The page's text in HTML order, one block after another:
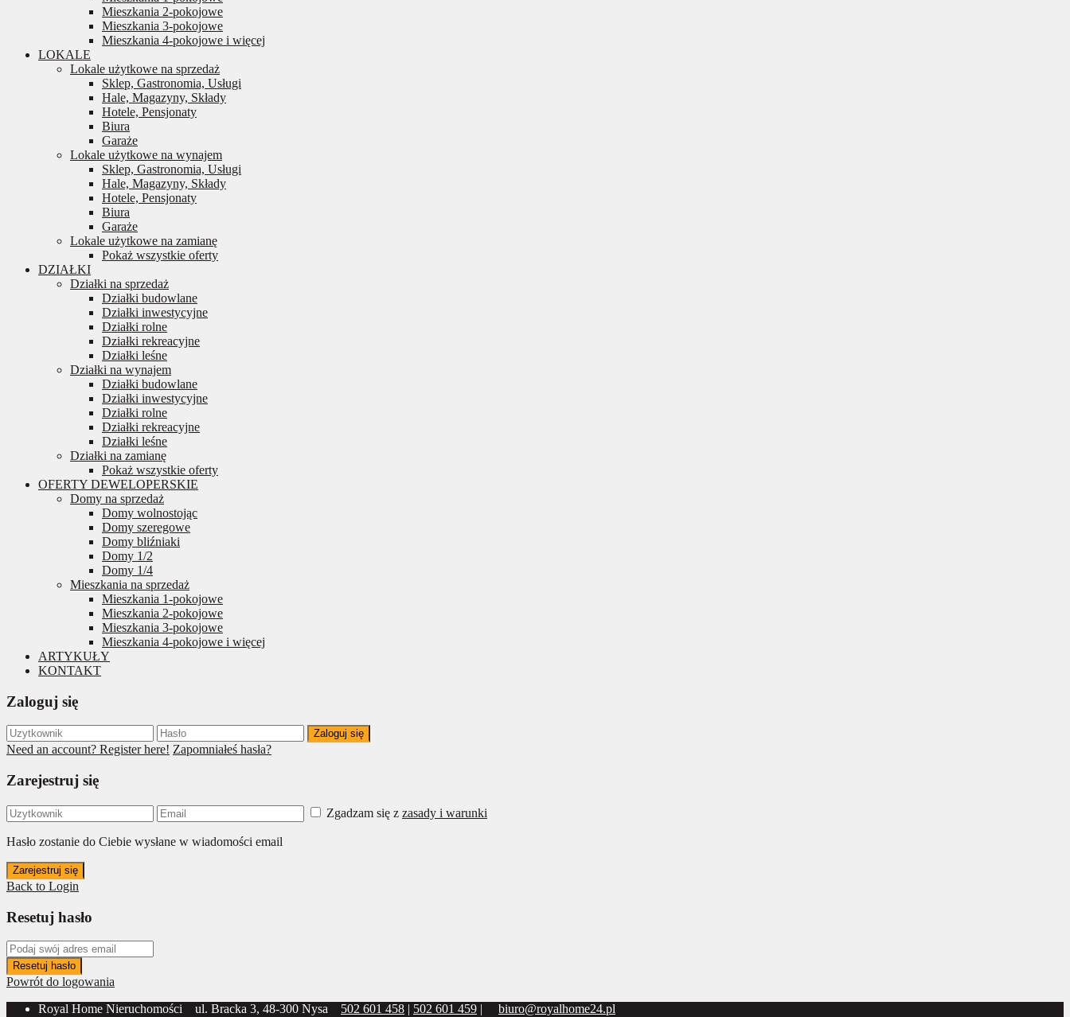
Mieszkania 2-pokojowe
Mieszkania 3-pokojowe
Mieszkania 4-pokojowe i więcej
LOKALE
Lokale użytkowe na sprzedaż
Sklep, Gastronomia, Usługi
Hale, Magazyny, Składy
Hotele, Pensjonaty
Biura
Garaże
Lokale użytkowe na wynajem
Sklep, Gastronomia, Usługi
Hale, Magazyny, Składy
Hotele, Pensjonaty
Biura
Garaże
Lokale użytkowe na zamianę
Pokaż wszystkie oferty
DZIAŁKI
Działki na sprzedaż
Działki budowlane
Działki inwestycyjne
Działki rolne
Działki rekreacyjne
Działki leśne
Działki na wynajem
Działki budowlane
Działki inwestycyjne
Działki rolne
Działki rekreacyjne
Działki leśne
Działki na zamianę
Pokaż wszystkie oferty
OFERTY DEWELOPERSKIE
Domy na sprzedaż
Domy wolnostojąc
Domy szeregowe
Domy bliźniaki
Domy 1/2
Domy 1/4
Mieszkania na sprzedaż
Mieszkania 1-pokojowe
Mieszkania 2-pokojowe
Mieszkania 3-pokojowe
Mieszkania 4-pokojowe i więcej
ARTYKUŁY
KONTAKT
Zaloguj się
Zaloguj się
Need an account? Register here! Zapomniałeś hasła?
Zarejestruj się
Zgadzam się z zasady i warunki
Hasło zostanie do Ciebie wysłane w wiadomości email
Zarejestruj się
Back to Login
Resetuj hasło
Resetuj hasło
Powrót do logowania
Royal Home Nieruchomości
ul. Bracka 3, 48-300 Nysa 502 601 458 | 502 601 459 | biuro@royalhome24.pl